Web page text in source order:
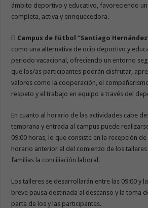
ámbito deportivo y educativo, favoreciendo
completa, activa y enriquecedora.
El Campus de Fútbol “Santiago
como una alternativa de ocio deportivo y
periodo vacacional, ofreciendo un entorno
que los/as participantes podrán disfrutar,
valores como la cooperación, el
respeto y el trabajo en equipo a través del
En cuanto al horario de las actividades cabe
temprana y entrada al campus puede
09:00 horas, lo que consiste en la recepción de
horario anterior al del comienzo de los
familias la conciliación laboral.
Los talleres se desarrollarán entre las 09:00 y
breve pausa destinada al descanso y la toma
parte de los y las participantes.